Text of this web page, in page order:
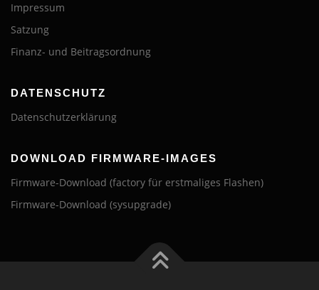
Impressum
Satzung
Finanz- und Beitragsordnung
DATENSCHUTZ
Datenschutzerklärung
DOWNLOAD FIRMWARE-IMAGES
Firmware-Download (factory für erstmaliges Flashen)
Firmware-Download (sysupgrade)